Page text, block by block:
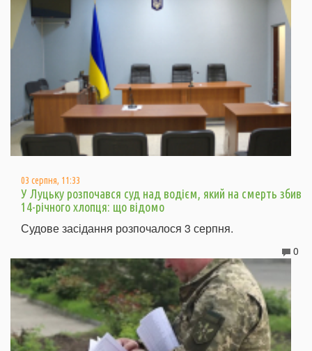
03 серпня, 11:33
У Луцьку розпочався суд над водієм, який на смерть збив
14-річного хлопця: що відомо
Судове засідання розпочалося 3 серпня.
0